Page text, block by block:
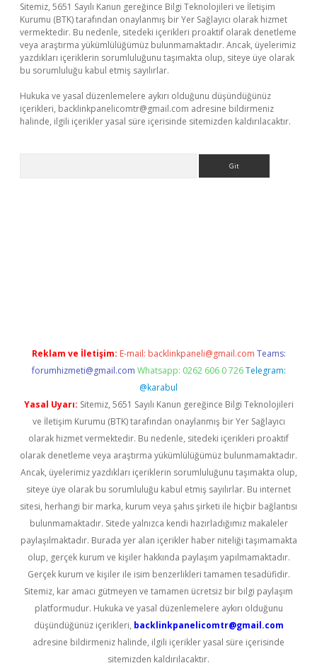
Sitemiz, 5651 Sayılı Kanun gereğince Bilgi Teknolojileri ve İletişim
Kurumu (BTK) tarafından onaylanmış bir Yer Sağlayıcı olarak hizmet
vermektedir. Bu nedenle, sitedeki içerikleri proaktif olarak denetleme
veya araştırma yükümlülüğümüz bulunmamaktadır. Ancak, üyelerimiz
yazdıkları içeriklerin sorumluluğunu taşımakta olup, siteye üye olarak
bu sorumluluğu kabul etmiş sayılırlar.
Hukuka ve yasal düzenlemelere aykırı olduğunu düşündüğünüz
içerikleri, backlinkpanelicomtr@gmail.com adresine bildirmeniz
halinde, ilgili içerikler yasal süre içerisinde sitemizden kaldırılacaktır.
Reklam ve İletişim: E-mail: backlinkpaneli@gmail.com Teams:
forumhizmeti@gmail.com Whatsapp: 0262 606 0 726 Telegram:
@karabul
Yasal Uyarı: Sitemiz, 5651 Sayılı Kanun gereğince Bilgi Teknolojileri
ve İletişim Kurumu (BTK) tarafından onaylanmış bir Yer Sağlayıcı
olarak hizmet vermektedir. Bu nedenle, sitedeki içerikleri proaktif
olarak denetleme veya araştırma yükümlülüğümüz bulunmamaktadır.
Ancak, üyelerimiz yazdıkları içeriklerin sorumluluğunu taşımakta olup,
siteye üye olarak bu sorumluluğu kabul etmiş sayılırlar. Bu internet
sitesi, herhangi bir marka, kurum veya şahıs şirketi ile hiçbir bağlantısı
bulunmamaktadır. Sitede yalnızca kendi hazırladığımız makaleler
paylaşılmaktadır. Burada yer alan içerikler haber niteliği taşımamakta
olup, gerçek kurum ve kişiler hakkında paylaşım yapılmamaktadır.
Gerçek kurum ve kişiler ile isim benzerlikleri tamamen tesadüfidir.
Sitemiz, kar amacı gütmeyen ve tamamen ücretsiz bir bilgi paylaşım
platformudur. Hukuka ve yasal düzenlemelere aykırı olduğunu
düşündüğünüz içerikleri, backlinkpanelicomtr@gmail.com
adresine bildirmeniz halinde, ilgili içerikler yasal süre içerisinde
sitemizden kaldırılacaktır.